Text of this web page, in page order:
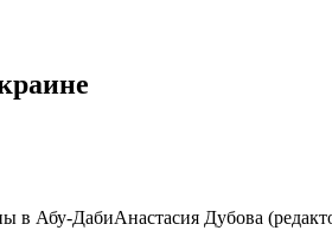
Абу-ДабиАнастасия Дубова